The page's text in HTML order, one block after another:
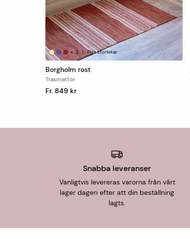
+3 | Fler storlekar
Borgholm rost
Trasmattor
Fr. 849 kr
Snabba leveranser
Vanligtvis levereras varorna från vårt
lager dagen efter att din beställning
lagts.